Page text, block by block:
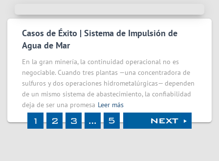
Casos de Éxito | Sistema de Impulsión de
Agua de Mar
En la gran minería, la continuidad operacional no es
negociable. Cuando tres plantas —una concentradora de
sulfuros y dos operaciones hidrometalúrgicas— dependen
de un mismo sistema de abastecimiento, la confiabilidad
deja de ser una promesa Leer más